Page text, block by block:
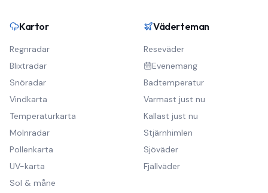
Kartor
Regnradar
Blixtradar
Snöradar
Vindkarta
Temperaturkarta
Molnradar
Pollenkarta
UV-karta
Sol & måne
Väderteman
Reseväder
Evenemang
Badtemperatur
Varmast just nu
Kallast just nu
Stjärnhimlen
Sjöväder
Fjällväder